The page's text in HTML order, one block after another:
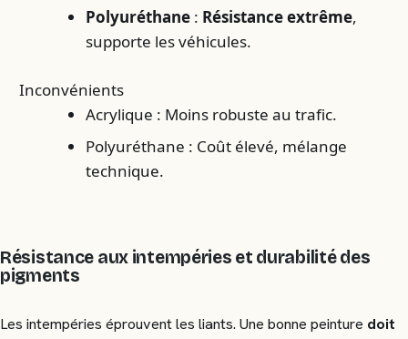
Polyuréthane : Résistance extrême,
supporte les véhicules.
Inconvénients
Acrylique : Moins robuste au trafic.
Polyuréthane : Coût élevé, mélange
technique.
Résistance aux intempéries et durabilité des
pigments
Les intempéries éprouvent les liants. Une bonne peinture doit